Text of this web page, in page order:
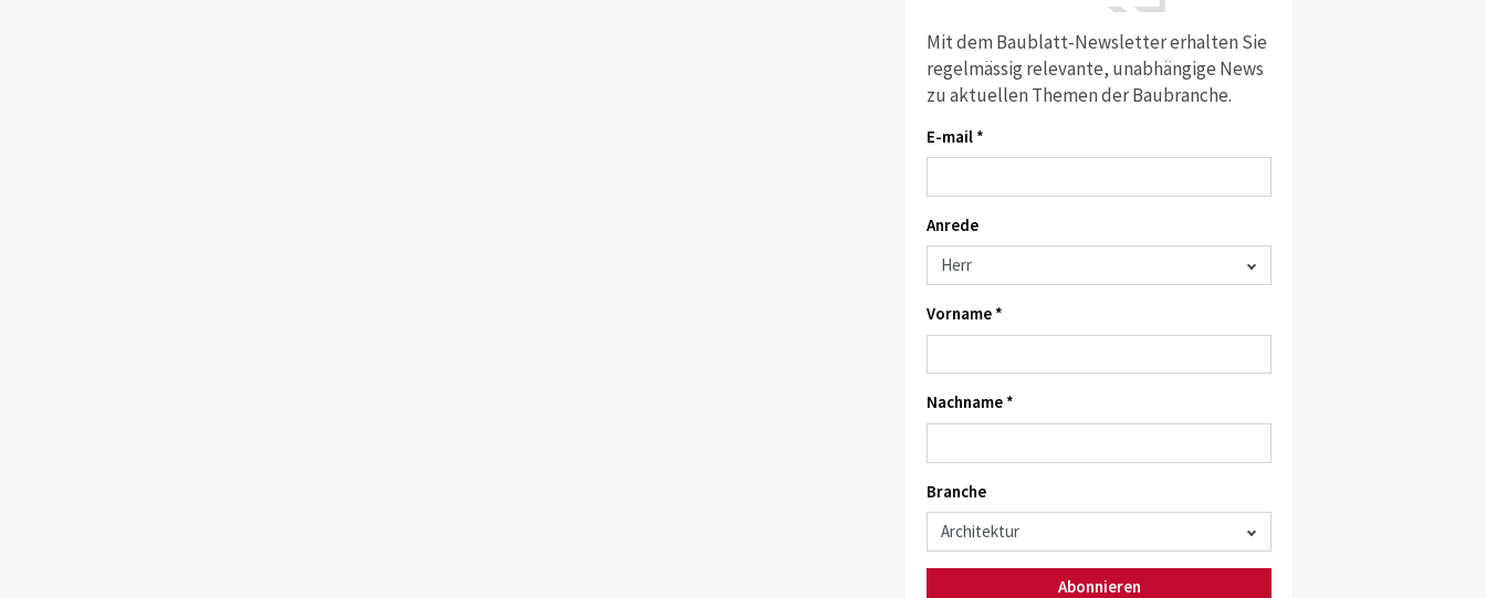
Mit dem Baublatt-Newsletter erhalten Sie
regelmässig relevante, unabhängige News
zu aktuellen Themen der Baubranche.
E-mail *
Anrede
Vorname *
Nachname *
Branche
Abonnieren